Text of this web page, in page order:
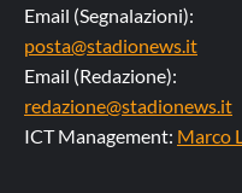
Email (Segnalazioni):
posta@stadionews.it
Email (Redazione):
redazione@stadionews.it
ICT Management: Marco